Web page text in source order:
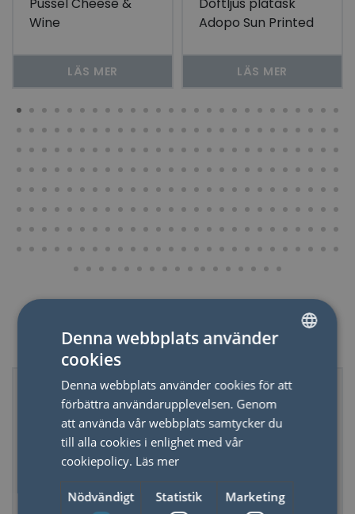
Wine
LÄS MER
Adopo Sun Printed
Blossom
LÄS MER
Relaterade produkter
ENGLISH
Denna webbplats använder
cookies
Denna webbplats använder cookies för att
förbättra användarupplevelsen. Genom
att använda vår webbplats samtycker du
till alla cookies i enlighet med vår
cookiepolicy. Läs mer
Nödvändigt Statistik Marketing